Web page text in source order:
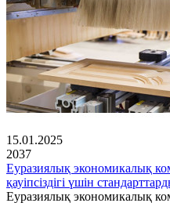
15.01.2025
2037
Еуразиялық экономикалық
қауіпсіздігі үшін
Еуразиялық экономикалық